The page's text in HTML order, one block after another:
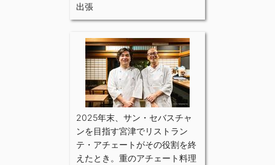
出張
2025年末、サン・セバスチャ
ンを目指す宮津でリストラン
テ・アチェートがその役割を終
えたとき。重のアチェート料理